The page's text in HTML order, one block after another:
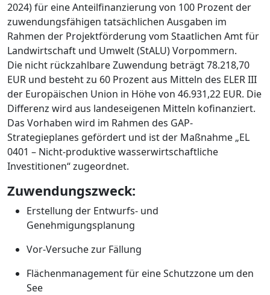
2024) für eine Anteilfinanzierung von 100 Prozent der
zuwendungsfähigen tatsächlichen Ausgaben im
Rahmen der Projektförderung vom Staatlichen Amt für
Landwirtschaft und Umwelt (StALU) Vorpommern.
Die nicht rückzahlbare Zuwendung beträgt 78.218,70
EUR und besteht zu 60 Prozent aus Mitteln des ELER III
der Europäischen Union in Höhe von 46.931,22 EUR. Die
Differenz wird aus landeseigenen Mitteln kofinanziert.
Das Vorhaben wird im Rahmen des GAP-
Strategieplanes gefördert und ist der Maßnahme „EL
0401 – Nicht-produktive wasserwirtschaftliche
Investitionen“ zugeordnet.
Zuwendungszweck:
Erstellung der Entwurfs- und
Genehmigungsplanung
Vor-Versuche zur Fällung
Flächenmanagement für eine Schutzzone um den
See